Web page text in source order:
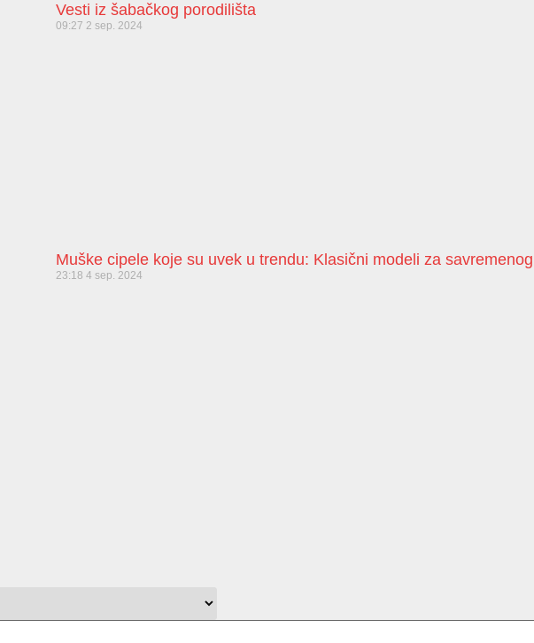
Vesti iz šabačkog porodilišta
09:27 2 sep. 2024
Muške cipele koje su uvek u trendu: Klasični modeli za
23:18 4 sep. 2024